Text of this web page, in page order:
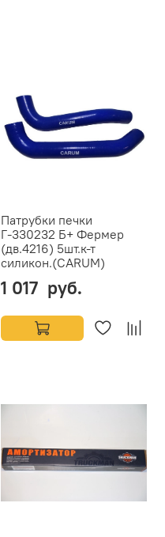
Патрубки печки
Г-330232 Б+ Фермер
(дв.4216) 5шт.к-т
силикон.(CARUM)
1 017 руб.